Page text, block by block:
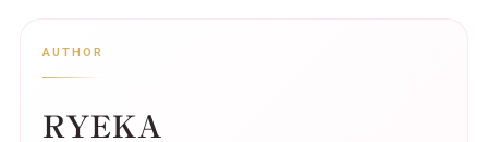
AUTHOR
RYEKA